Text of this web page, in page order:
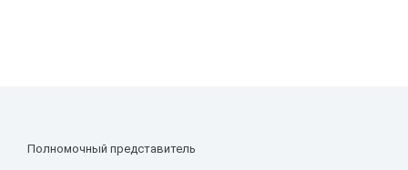
Полномочный представитель